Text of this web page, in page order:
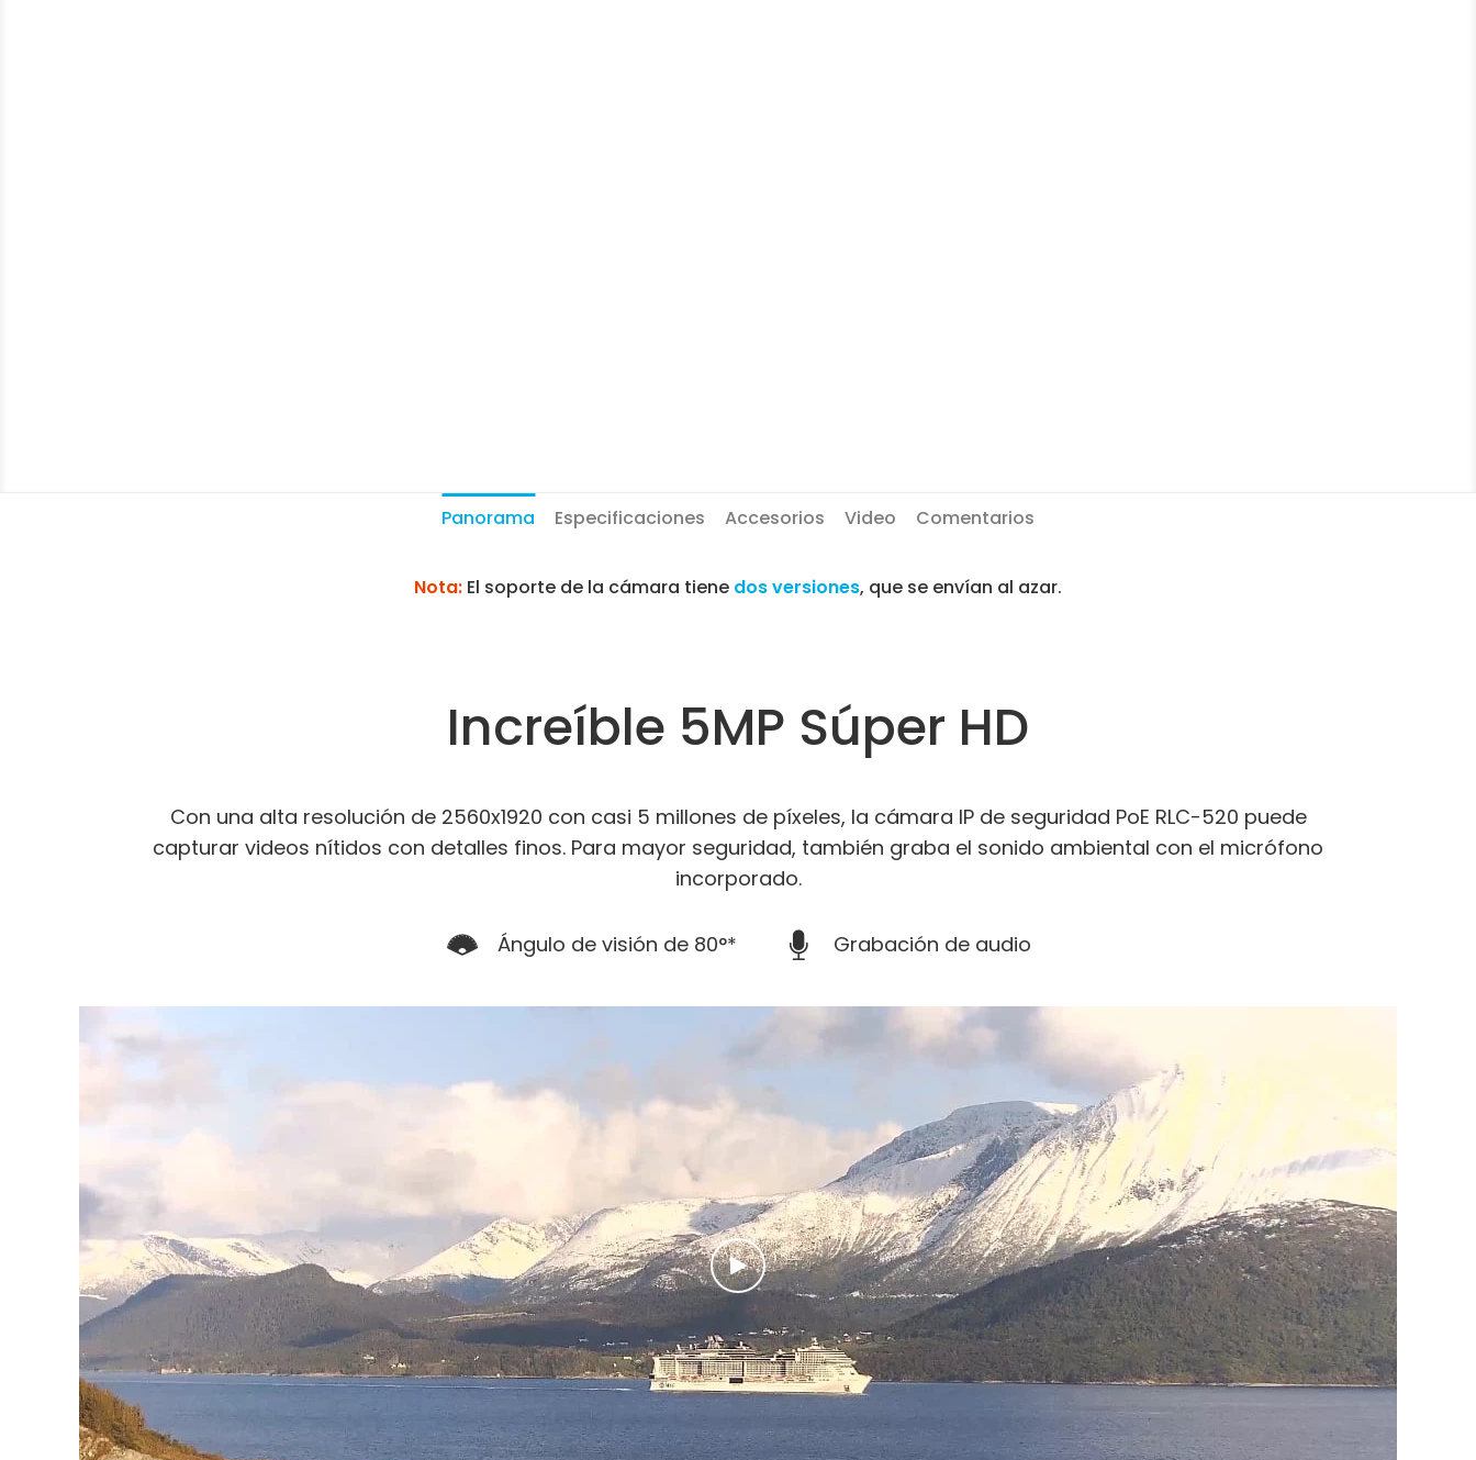
Panorama Especificaciones Accesorios Video Comentarios
Nota: El soporte de la cámara tiene dos versiones, que se envían al azar.
Increíble 5MP Súper HD
Con una alta resolución de 2560x1920 con casi 5 millones de píxeles, la cámara IP de seguridad PoE RLC-520 puede
capturar videos nítidos con detalles finos. Para mayor seguridad, también graba el sonido ambiental con el micrófono
incorporado.
Ángulo de visión de 80°* Grabación de audio